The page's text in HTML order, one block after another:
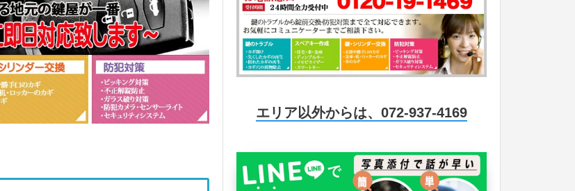
エリア以外からは、072-937-4169